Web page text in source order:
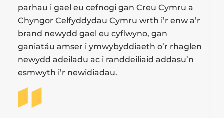
parhau i gael eu cefnogi gan Creu Cymru a
Chyngor Celfyddydau Cymru wrth i’r enw a’r
brand newydd gael eu cyflwyno, gan
ganiatáu amser i ymwybyddiaeth o’r rhaglen
newydd adeiladu ac i randdeiliaid addasu’n
esmwyth i’r newidiadau.